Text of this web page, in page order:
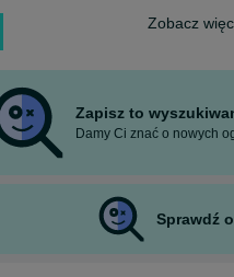
Zobacz
Zapisz to
Damy Ci znać o nowych
Sprawdź